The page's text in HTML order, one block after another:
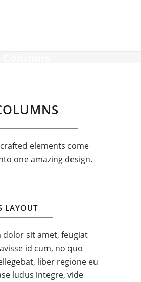
elements come
one amazing design.
LAYOUT
dolor sit amet, feugiat
id cum, no quo
liber regione eu
ludus integre, vide